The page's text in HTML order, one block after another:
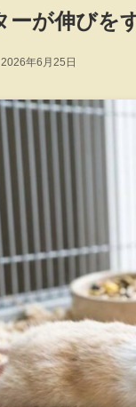
ーが伸びを
2026年6月25日